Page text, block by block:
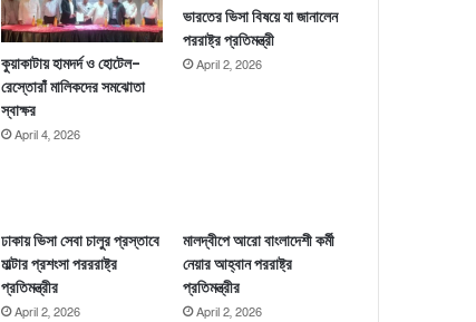
কুয়াকাটায় হামদর্দ ও হোটেল-
রেস্তোরাঁ মালিকদের সমঝোতা
স্বাক্ষর
April 4, 2026
ভারতের ভিসা বিষয়ে যা জানালেন
পররাষ্ট্র প্রতিমন্ত্রী
April 2, 2026
ঢাকায় ভিসা সেবা চালুর প্রস্তাবে
মাল্টার প্রশংসা পরররাষ্ট্র
প্রতিমন্ত্রীর
April 2, 2026
মালদ্বীপে আরো বাংলাদেশী কর্মী
নেয়ার আহ্বান পররাষ্ট্র
প্রতিমন্ত্রীর
April 2, 2026